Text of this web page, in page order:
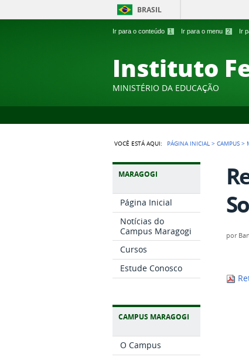
Ir para o conteúdo 1 Ir para o menu 2 Ir
BRASIL
Instituto
MINISTÉRIO DA EDUCAÇÃO
VOCÊ ESTÁ AQUI: PÁGINA INICIAL >CAMPUS >
MARAGOGI
Página Inicial
Notícias do
Campus Maragogi
Cursos
Estude Conosco
CAMPUS MARAGOGI
O Campus
por